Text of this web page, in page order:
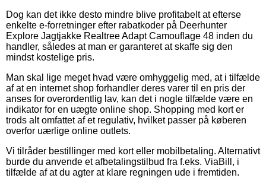
Dog kan det ikke desto mindre blive profitabelt at efterse
enkelte e-forretninger efter rabatkoder på Deerhunter
Explore Jagtjakke Realtree Adapt Camouflage 48 inden du
handler, således at man er garanteret at skaffe sig den
mindst kostelige pris.
Man skal lige meget hvad være omhyggelig med, at i tilfælde
af at en internet shop forhandler deres varer til en pris der
anses for overordentlig lav, kan det i nogle tilfælde være en
indikator for en uægte online shop. Shopping med kort er
trods alt omfattet af et regulativ, hvilket passer på køberen
overfor uærlige online outlets.
Vi tilråder bestillinger med kort eller mobilbetaling. Alternativt
burde du anvende et afbetalingstilbud fra f.eks. ViaBill, i
tilfælde af at du agter at klare regningen ude i fremtiden.